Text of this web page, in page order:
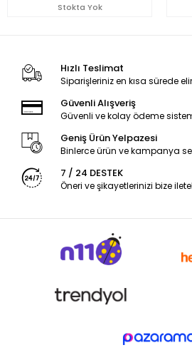
Stokta Yok
Hızlı Teslimat
Siparişleriniz en kısa sürede
Güvenli Alışveriş
Güvenli ve kolay ödeme
Geniş Ürün Yelpazesi
Binlerce ürün ve kampanya
7 / 24 DESTEK
Öneri ve şikayetlerinizi bize